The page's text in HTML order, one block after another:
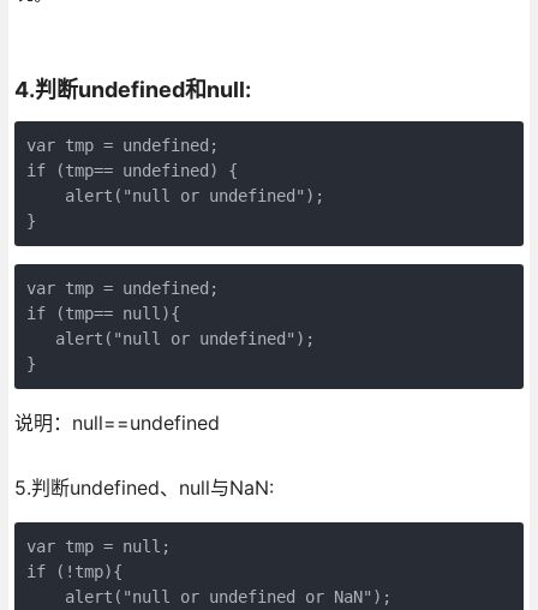
4.判断undefined和null:
var tmp = undefined;
if (tmp== undefined) {
    alert("null or undefined");
}
var tmp = undefined;
if (tmp== null){
   alert("null or undefined");
}
说明：null==undefined
5.判断undefined、null与NaN:
var tmp = null;
if (!tmp){
    alert("null or undefined or NaN");